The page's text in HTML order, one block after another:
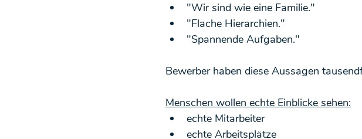
"Wir sind wie eine Familie."
"Flache Hierarchien."
"Spannende Aufgaben."
Bewerber haben diese Aussagen
Menschen wollen echte Einblicke sehen:
echte Mitarbeiter
echte Arbeitsplätze